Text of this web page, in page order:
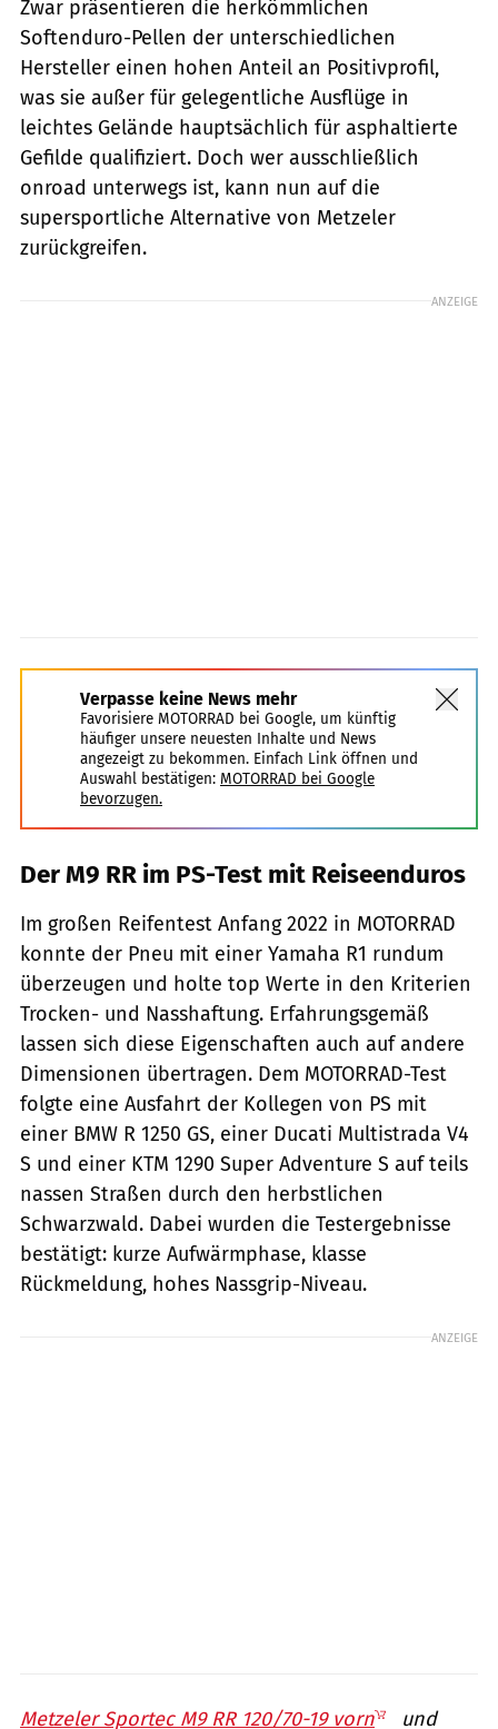
Zwar präsentieren die herkömmlichen
Softenduro-Pellen der unterschiedlichen
Hersteller einen hohen Anteil an Positivprofil,
was sie außer für gelegentliche Ausflüge in
leichtes Gelände hauptsächlich für asphaltierte
Gefilde qualifiziert. Doch wer ausschließlich
onroad unterwegs ist, kann nun auf die
supersportliche Alternative von Metzeler
zurückgreifen.
ANZEIGE
Verpasse keine News mehr
Favorisiere MOTORRAD bei Google, um künftig
häufiger unsere neuesten Inhalte und News
angezeigt zu bekommen. Einfach Link öffnen und
Auswahl bestätigen: MOTORRAD bei Google
bevorzugen.
Der M9 RR im PS-Test mit Reiseenduros
Im großen Reifentest Anfang 2022 in MOTORRAD
konnte der Pneu mit einer Yamaha R1 rundum
überzeugen und holte top Werte in den Kriterien
Trocken- und Nasshaftung. Erfahrungsgemäß
lassen sich diese Eigenschaften auch auf andere
Dimensionen übertragen. Dem MOTORRAD-Test
folgte eine Ausfahrt der Kollegen von PS mit
einer BMW R 1250 GS, einer Ducati Multistrada V4
S und einer KTM 1290 Super Adventure S auf teils
nassen Straßen durch den herbstlichen
Schwarzwald. Dabei wurden die Testergebnisse
bestätigt: kurze Aufwärmphase, klasse
Rückmeldung, hohes Nassgrip-Niveau.
ANZEIGE
Metzeler Sportec M9 RR 120/70-19 vorn und